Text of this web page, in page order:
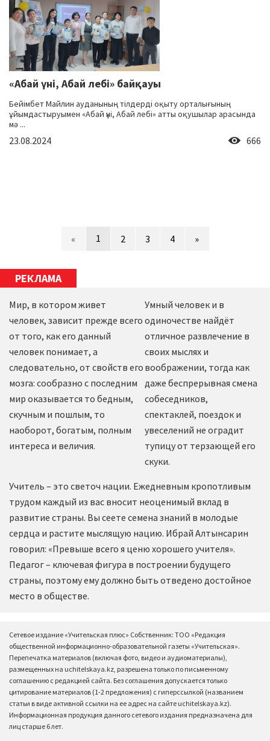
«Абай үні, Абай лебі» байқауы
Бейімбет Майлин ауданының тілдерді оқыту орталығының
ұйымдастыруымен «Абай үні, Абай лебі» атты оқушылар арасында
мә ...
23.08.2024 666
« 1 2 3 4 »
РЕКЛАМА
Мир, в котором живет
человек, зависит прежде всего
от того, как его данный
человек понимает, а
следовательно, от свойств его
мозга: сообразно с последним
мир оказывается то бедным,
скучным и пошлым, то
наоборот, богатым, полным
интереса и величия.
Умный человек и в
одиночестве найдёт
отличное развлечение в
своих мыслях и
воображении, тогда как
даже беспрерывная смена
собеседников,
спектаклей, поездок и
увеселений не оградит
тупицу от терзающей его
скуки.
Учитель – это светоч нации. Ежедневным кропотливым
трудом каждый из вас вносит неоценимый вклад в
развитие страны. Вы сеете семена знаний в молодые
сердца и растите мыслящую нацию. Ибрай Алтынсарин
говорил: «Превыше всего я ценю хорошего учителя».
Педагог – ключевая фигура в построении будущего
страны, поэтому ему должно быть отведено достойное
место в обществе.
Сетевое издание «Учительская плюс» Собственник: ТОО «Редакция
общественной информационно-образовательной газеты «Учительская».
Перепечатка материалов (включая фото, видео и аудиоматериалы),
размещенных на uchitelskaya.kz, разрешена только по письменному
соглашению с редакцией сайта. Без соглашения допускается только
цитирование материалов (1-2 предложения) с гиперссылкой (названием
статьи в виде активной ссылки на ее адрес на сайте uchitelskaya.kz).
Информационная продукция данного сетевого издания предназначена для
лиц старше 6 лет.